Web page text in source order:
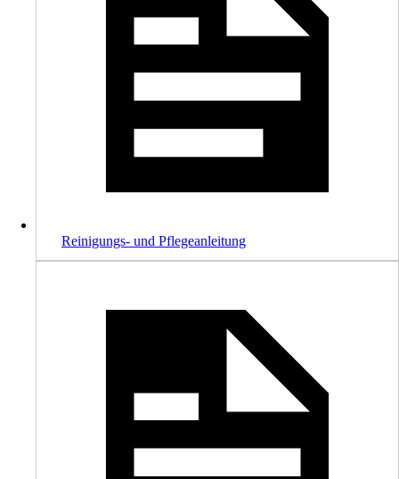
Reinigungs- und Pflegeanleitung